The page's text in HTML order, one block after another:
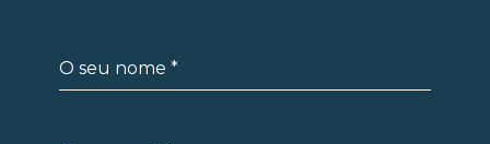
O seu nome *